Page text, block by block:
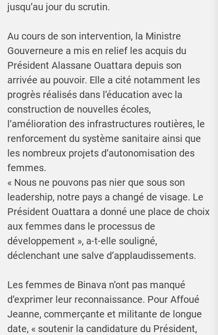
jusqu’au jour du scrutin.
Au cours de son intervention, la Ministre
Gouverneure a mis en relief les acquis du
Président Alassane Ouattara depuis son
arrivée au pouvoir. Elle a cité notamment les
progrès réalisés dans l’éducation avec la
construction de nouvelles écoles,
l’amélioration des infrastructures routières, le
renforcement du système sanitaire ainsi que
les nombreux projets d’autonomisation des
femmes.
« Nous ne pouvons pas nier que sous son
leadership, notre pays a changé de visage. Le
Président Ouattara a donné une place de choix
aux femmes dans le processus de
développement », a-t-elle souligné,
déclenchant une salve d’applaudissements.
Les femmes de Binava n’ont pas manqué
d’exprimer leur reconnaissance. Pour Affoué
Jeanne, commerçante et militante de longue
date, « soutenir la candidature du Président,